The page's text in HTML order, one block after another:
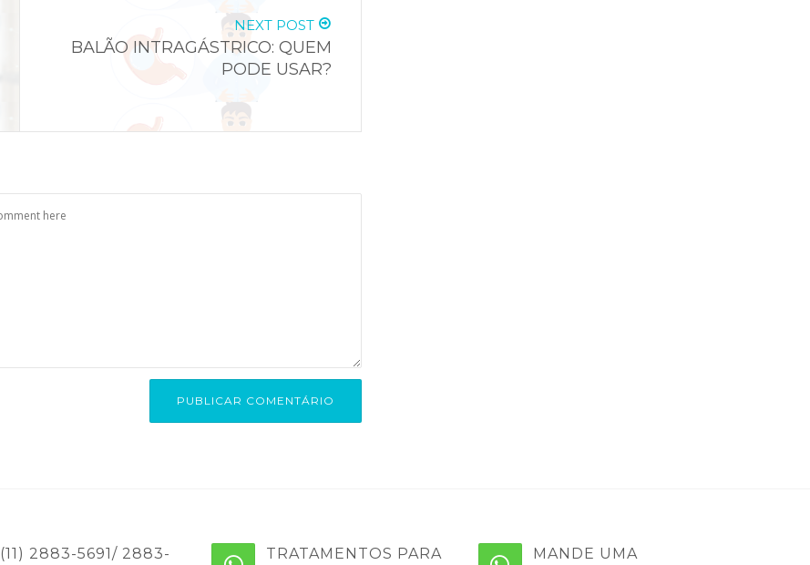
NEXT POST
BALÃO INTRAGÁSTRICO: QUEM
PODE USAR?
(11) 2883-5691/ 2883-
TRATAMENTOS PARA
MANDE UMA